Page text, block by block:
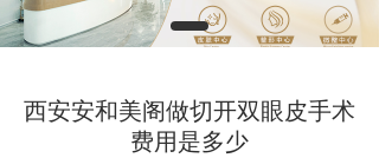
v
i
t
西安安和美阁做切开双眼皮手术
费用是多少